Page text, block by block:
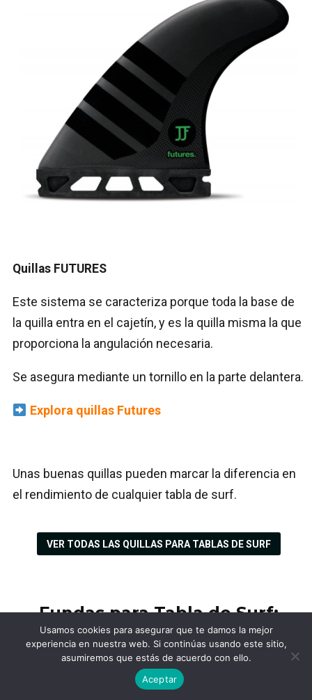
Quillas FUTURES
Este sistema se caracteriza porque toda la base de
la quilla entra en el cajetín, y es la quilla misma la que
proporciona la angulación necesaria.
Se asegura mediante un tornillo en la parte delantera.
Explora quillas Futures
Unas buenas quillas pueden marcar la diferencia en
el rendimiento de cualquier tabla de surf.
VER TODAS LAS QUILLAS PARA TABLAS DE SURF
Fundas para Tabla de Surf:
Protege tu Equipo
Usamos cookies para asegurar que te damos la mejor
experiencia en nuestra web. Si continúas usando este sitio,
asumiremos que estás de acuerdo con ello.
Aceptar